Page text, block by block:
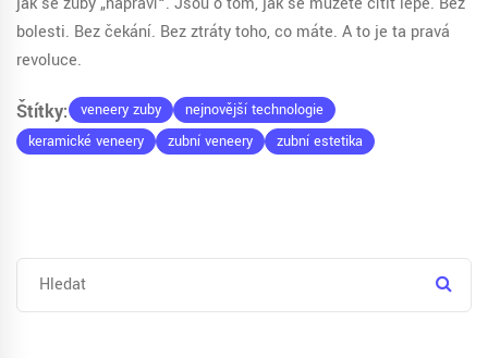
bolesti. Bez čekání. Bez ztráty toho, co máte. A to je ta pravá
revoluce.
Štítky: veneery zuby
nejnovější technologie
keramické veneery
zubní veneery zubní estetika